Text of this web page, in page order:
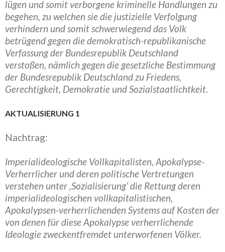
lügen und somit verborgene kriminelle Handlungen zu
begehen, zu welchen sie die justizielle Verfolgung
verhindern und somit schwerwiegend das Volk
betrügend gegen die demokratisch-republikanische
Verfassung der Bundesrepublik Deutschland
verstoßen, nämlich gegen die gesetzliche Bestimmung
der Bundesrepublik Deutschland zu Friedens,
Gerechtigkeit, Demokratie und Sozialstaatlichtkeit.
AKTUALISIERUNG 1
Nachtrag:
Imperialideologische Vollkapitalisten, Apokalypse-
Verherrlicher und deren politische Vertretungen
verstehen unter ‚Sozialisierung‘ die Rettung deren
imperialideologischen vollkapitalistischen,
Apokalypsen-verherrlichenden Systems auf Kosten der
von denen für diese Apokalypse verherrlichende
Ideologie zweckentfremdet unterworfenen Völker.